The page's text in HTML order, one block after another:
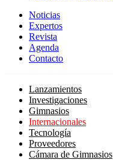
Noticias
Expertos
Revista
Agenda
Contacto
Lanzamientos
Investigaciones
Gimnasios
Internacionales
Tecnología
Proveedores
Cámara de Gimnasios